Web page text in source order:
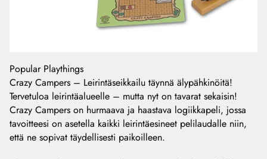
Popular Playthings
Crazy Campers – Leirintäseikkailu täynnä älypähkinöitä!
Tervetuloa leirintäalueelle – mutta nyt on tavarat sekaisin!
Crazy Campers on hurmaava ja haastava logiikkapeli, jossa
tavoitteesi on asetella kaikki leirintäesineet pelilaudalle niin,
että ne sopivat täydellisesti paikoilleen.